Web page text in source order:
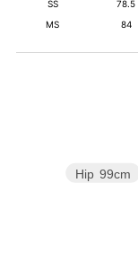
SS
78.5
MS
84
Hip 99cm